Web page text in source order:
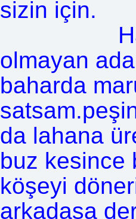
sizin için.
olmayan
baharda
da lahana
buz kesince
köşeyi
arkadaşa